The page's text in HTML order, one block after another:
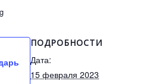
ПОДРОБНОСТИ
Дата:
15 февраля 2023